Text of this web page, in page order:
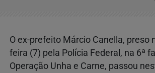
O ex-prefeito Márcio Canella, preso
feira (7) pela Polícia Federal, na 6ª
Operação Unha e Carne, passou